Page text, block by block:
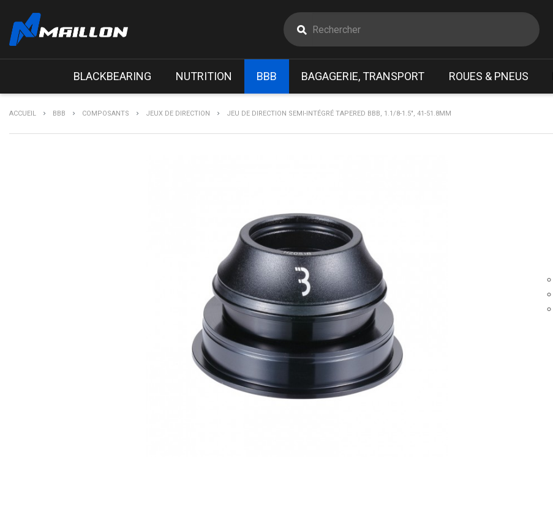
BLACKBEARING NUTRITION BBB BAGAGERIE, TRANSPORT ROUES & PNEUS
ACCUEIL BBB COMPOSANTS JEUX DE DIRECTION JEU DE DIRECTION SEMI-INTÉGRÉ TAPERED BBB, 1.1/8-1.5", 41-51.8MM